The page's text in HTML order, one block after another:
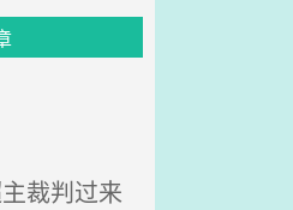
裁判过来